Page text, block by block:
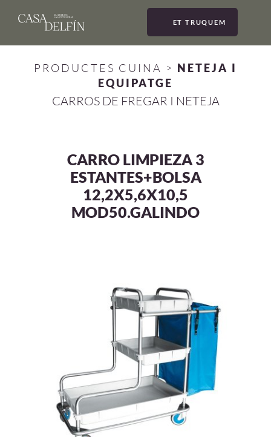
ET TRUQUEM
PRODUCTES CUINA > NETEJA I
EQUIPATGE
CARROS DE FREGAR I NETEJA
CARRO LIMPIEZA 3
ESTANTES+BOLSA
12,2X5,6X10,5
MOD50.GALINDO